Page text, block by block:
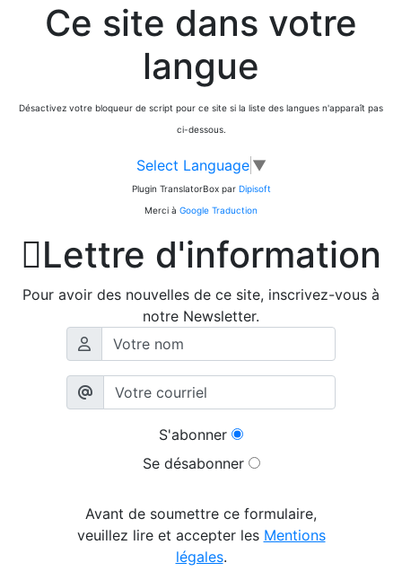
Ce site dans votre
langue
Désactivez votre bloqueur de script pour ce site si la liste des langues n'apparaît pas
ci-dessous.
Select Language ▼
Plugin TranslatorBox par Dipisoft
Merci à Google Traduction
Lettre d'information
Pour avoir des nouvelles de ce site, inscrivez-vous à
notre Newsletter.
S'abonner
Se désabonner
Avant de soumettre ce formulaire,
veuillez lire et accepter les Mentions
légales.